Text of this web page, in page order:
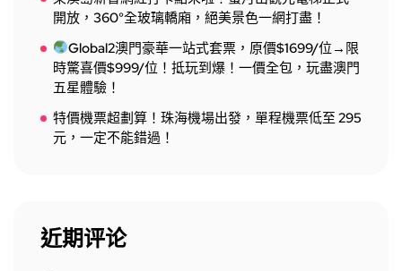
開放，360°全玻璃轎廂，絕美景色一網打盡！
Global2澳門豪華一站式套票，原價$1699/位→限
時驚喜價$999/位！抵玩到爆！一價全包，玩盡澳門
五星體驗！
特價機票超劃算！珠海機場出發，單程機票低至 295
元，一定不能錯過！
近期评论